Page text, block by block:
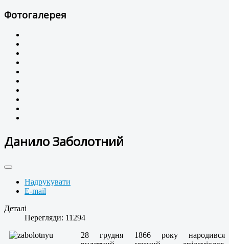
Фотогалерея
Данило Заболотний
Надрукувати
E-mail
Деталі
Перегляди: 11294
28 грудня 1866 року народився